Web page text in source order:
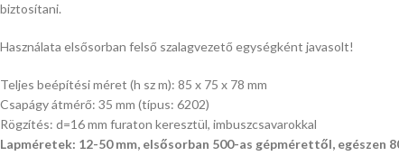
biztosítani.
Használata elsősorban felső szalagvezető egységként javasolt!
Teljes beépítési méret (h sz m): 85 x 75 x 78 mm
Csapágy átmérő: 35 mm (típus: 6202)
Rögzítés: d=16 mm furaton keresztül, imbuszcsavarokkal
Lapméretek: 12-50 mm, elsősorban 500-as gépmérettől, egészen